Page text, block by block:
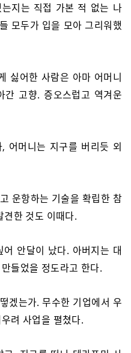
지는 직접 가본 적 없는 나
모두가 입을 모아 그리워했
싫어한 사람은 아마 어머니
간 고향. 증오스럽고 역겨운
어머니는 지구를 버리듯 외
운항하는 기술을 확립한 참
견한 것도 이때다.
안달이 났다. 아버지는 대
들었을 정도라고 한다.
겠는가. 무수한 기업에서 우
려 사업을 펼쳤다.